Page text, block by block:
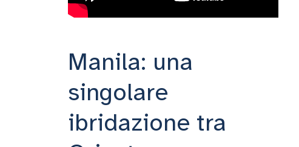
Manila: una
singolare
ibridazione tra